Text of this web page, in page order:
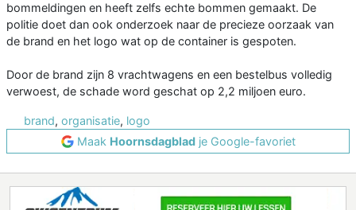
bommeldingen en heeft zelfs echte bommen gemaakt. De
politie doet dan ook onderzoek naar de precieze oorzaak van
de brand en het logo wat op de container is gespoten.
Door de brand zijn 8 vrachtwagens en een bestelbus volledig
verwoest, de schade word geschat op 2,2 miljoen euro.
brand, organisatie, logo
Maak Hoornsdagbladje Google-favoriet